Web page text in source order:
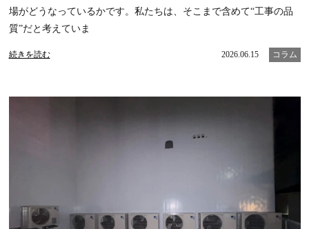
場がどうなっているかです。私たちは、そこまで含めて“工事の品
質”だと考えていま
続きを読む 2026.06.15 コラム